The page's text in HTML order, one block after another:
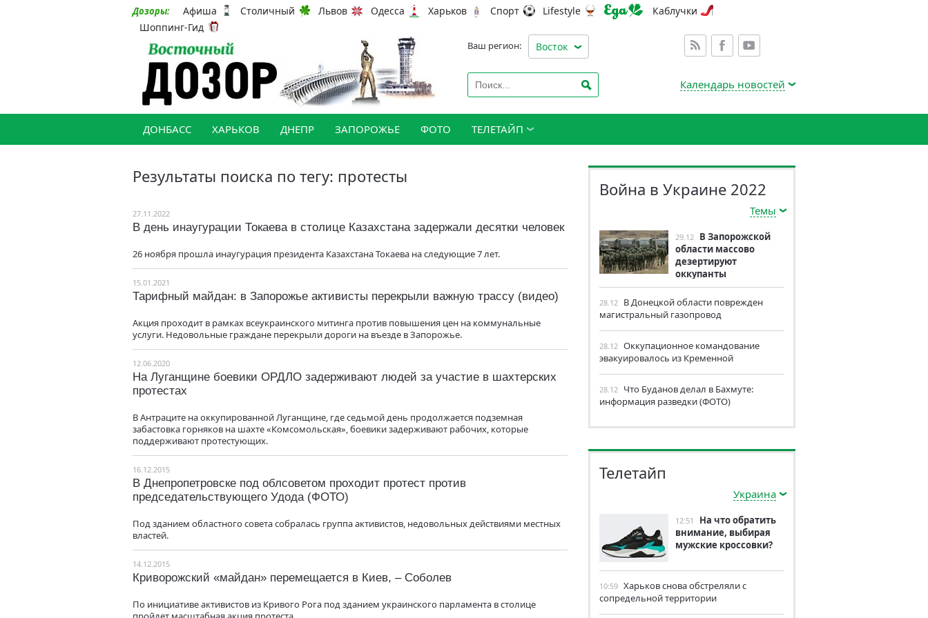
Дозоры: Афиша Столичный Львов Одесса Харьков Спорт Lifestyle
Каблучки
Шоппинг-Гид
Ваш регион: Восток
Календарь новостей
ДОНБАСС ХАРЬКОВ ДНЕПР ЗАПОРОЖЬЕ ФОТО ТЕЛЕТАЙП
Результаты поиска по тегу: протесты
27.11.2022
В день инаугурации Токаева в столице Казахстана задержали десятки человек
26 ноября прошла инаугурация президента Казахстана Токаева на следующие 7 лет.
15.01.2021
Тарифный майдан: в Запорожье активисты перекрыли важную трассу (видео)
Акция проходит в рамках всеукраинского митинга против повышения цен на коммунальные
услуги. Недовольные граждане перекрыли дороги на въезде в Запорожье.
12.06.2020
На Луганщине боевики ОРДЛО задерживают людей за участие в шахтерских
протестах
В Антраците на оккупированной Луганщине, где седьмой день продолжается подземная
забастовка горняков на шахте «Комсомольская», боевики задерживают рабочих, которые
поддерживают протестующих.
16.12.2015
В Днепропетровске под облсоветом проходит протест против
председательствующего Удода (ФОТО)
Под зданием областного совета собралась группа активистов, недовольных действиями местных
властей.
14.12.2015
Криворожский «майдан» перемещается в Киев, – Соболев
По инициативе активистов из Кривого Рога под зданием украинского парламента в столице
Война в Украине 2022
Темы
29.12 В Запорожской
области массово
дезертируют
оккупанты
28.12 В Донецкой области поврежден
магистральный газопровод
28.12 Оккупационное командование
эвакуировалось из Кременной
28.12 Что Буданов делал в Бахмуте:
информация разведки (ФОТО)
Телетайп
Украина
12:51
На что обратить
внимание, выбирая
мужские кроссовки?
10:59 Харьков снова обстреляли с
сопредельной территории